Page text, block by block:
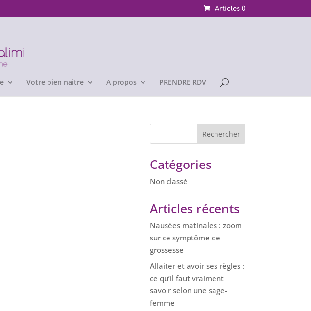
Articles 0
Votre bien naitre A propos PRENDRE RDV
Catégories
Non classé
Articles récents
Nausées matinales : zoom
sur ce symptôme de
grossesse
Allaiter et avoir ses règles :
ce qu’il faut vraiment
savoir selon une sage-
femme